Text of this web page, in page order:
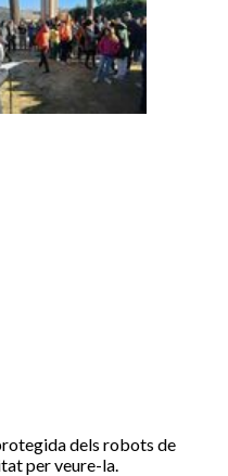
dels robots de
per veure-la.